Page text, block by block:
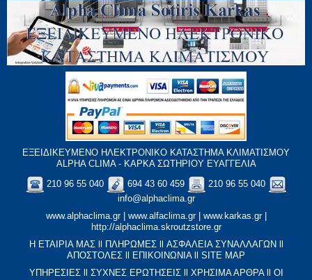
ΕΞΕΙΔΙΚΕΥΜΕΝΟ ΗΛΕΚΤΡΟΝΙΚΟ ΚΑΤΑΣΤΗΜΑ ΚΛΙΜΑΤΙΣΜΟΥ
ALPHA CLIMA - ΚΑΡΚΑ ΣΩΤΗΡΙΟΥ ΕΥΑΓΓΕΛΙΑ
210 96 55 040
694 43 60 459
210 96 55 040
info@alphaclima.gr
www.alphaclima.gr| www.alfaclima.gr| www.karkas.gr|
http://alphaclima.skroutzstore.gr
Η ΕΤΑΙΡΙΑ ΜΑΣ
ΠΛΗΡΩΜΕΣ ΑΣΦΑΛΕΙΑ ΣΥΝΑΛΛΑΓΩΝ
ΑΠΟΣΤΟΛΕΣ
ΕΠΙΚΟΙΝΩΝΙΑ
SITE MAP
ΥΠΗΡΕΣΙΕΣll ΣΥΧΝΕΣ ΕΡΩΤΗΣΕΙΣll XΡΗΣΙΜΑ ΑΡΘΡΑll ΟΙ